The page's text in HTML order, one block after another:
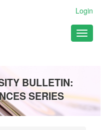
Login
BULLETIN:
SERIES